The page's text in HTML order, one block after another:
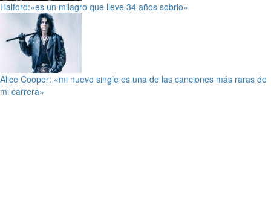
Halford:«es un milagro que lleve 34 años sobrio»
Alice Cooper: «mi nuevo single es una de las canciones más raras de
mi carrera»